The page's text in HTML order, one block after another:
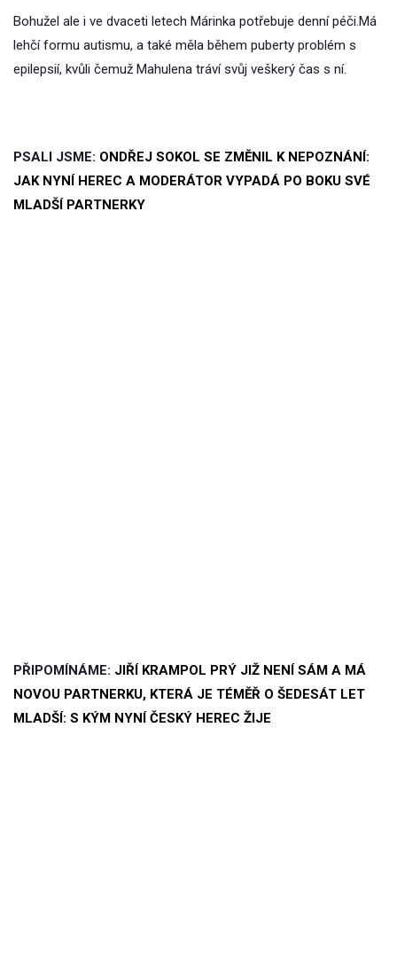
Bohužel ale i ve dvaceti letech Márinka potřebuje denní péči.Má
lehčí formu autismu, a také měla během puberty problém s
epilepsií, kvůli čemuž Mahulena tráví svůj veškerý čas s ní.
PSALI JSME: ONDŘEJ SOKOL SE ZMĚNIL K NEPOZNÁNÍ:
JAK NYNÍ HEREC A MODERÁTOR VYPADÁ PO BOKU SVÉ
MLADŠÍ PARTNERKY
PŘIPOMÍNÁME: JIŘÍ KRAMPOL PRÝ JIŽ NENÍ SÁM A MÁ
NOVOU PARTNERKU, KTERÁ JE TÉMĚŘ O ŠEDESÁT LET
MLADŠÍ: S KÝM NYNÍ ČESKÝ HEREC ŽIJE